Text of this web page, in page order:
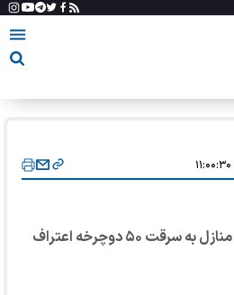
عاملان دستبرد به پارکینگ منازل به سرقت ۵۰ دوچرخه اعتراف